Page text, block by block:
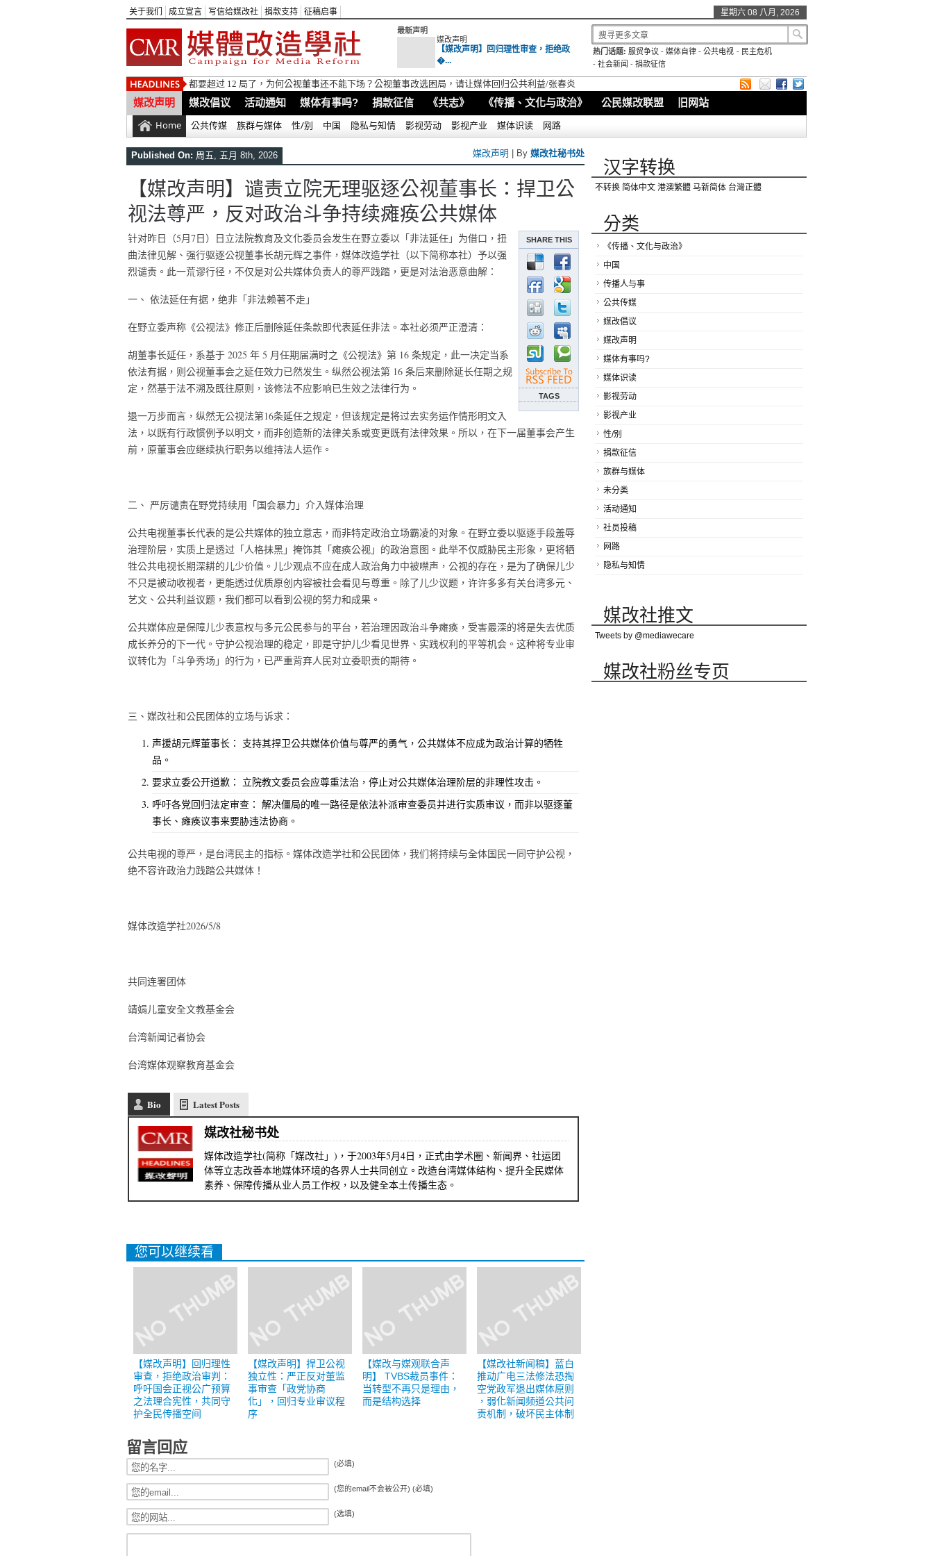
关于我们 成立宣言 写信给媒改社 捐款支持 征稿启事 星期六 08 八月, 2026
最新声明
媒改声明
【媒改声明】回归理性审查，拒绝政
�...
热门话题: 服贸争议 -媒体自律 -公共电视 - 民主危机
- 社会新闻 - 捐款征信
都要超过 12 局了，为何公视董事还不能下场？公视董事改选困局，请让媒体回归公共利益/张春炎
媒改声明 媒改倡议 活动通知 媒体有事吗? 捐款征信 《共志》 《传播、文化与政治》 公民媒改联盟 旧网站
Home 公共传媒 族群与媒体 性/别 中国 隐私与知情 影视劳动 影视产业 媒体识读 网路
Published On: 周五, 五月 8th, 2026 媒改声明 | By 媒改社秘书处
【媒改声明】谴责立院无理驱逐公视董事长：捍卫公
视法尊严，反对政治斗争持续瘫痪公共媒体
SHARE THIS
TAGS
针对昨日（5月7日）日立法院教育及文化委员会发生在野立委以「非法延任」为借口，扭
曲法律见解、强行驱逐公视董事长胡元辉之事件，媒体改造学社（以下简称本社）予以强
烈谴责。此一荒谬行径，不仅是对公共媒体负责人的尊严践踏，更是对法治恶意曲解：
一、 依法延任有据，绝非「非法赖著不走」
在野立委声称《公视法》修正后删除延任条款即代表延任非法。本社必须严正澄清：
胡董事长延任，系基于 2025 年 5 月任期届满时之《公视法》第 16 条规定，此一决定当系
依法有据，则公视董事会之延任效力已然发生。纵然公视法第 16 条后来删除延长任期之规
定，然基于法不溯及既往原则，该修法不应影响已生效之法律行为。
退一万步而言，纵然无公视法第16条延任之规定，但该规定是将过去实务运作情形明文入
法，以既有行政惯例予以明文，而非创造新的法律关系或变更既有法律效果。所以，在下一届董事会产生
前，原董事会应继续执行职务以维持法人运作。
二、 严厉谴责在野党持续用「国会暴力」介入媒体治理
公共电视董事长代表的是公共媒体的独立意志，而非特定政治立场霸凌的对象。在野立委以驱逐手段羞辱
治理阶层，实质上是透过「人格抹黑」掩饰其「瘫痪公视」的政治意图。此举不仅威胁民主形象，更将牺
牲公共电视长期深耕的儿少价值。儿少观点不应在成人政治角力中被噤声，公视的存在，是为了确保儿少
不只是被动收视者，更能透过优质原创内容被社会看见与尊重。除了儿少议题，许许多多有关台湾多元、
艺文、公共利益议题，我们都可以看到公视的努力和成果。
公共媒体应是保障儿少表意权与多元公民参与的平台，若治理因政治斗争瘫痪，受害最深的将是失去优质
成长养分的下一代。守护公视治理的稳定，即是守护儿少看见世界、实践权利的平等机会。这种将专业审
议转化为「斗争秀场」的行为，已严重背弃人民对立委职责的期待。
三、媒改社和公民团体的立场与诉求：
声援胡元辉董事长： 支持其捍卫公共媒体价值与尊严的勇气，公共媒体不应成为政治计算的牺牲
品。
要求立委公开道歉： 立院教文委员会应尊重法治，停止对公共媒体治理阶层的非理性攻击。
呼吁各党回归法定审查： 解决僵局的唯一路径是依法补派审查委员并进行实质审议，而非以驱逐董
事长、瘫痪议事来要胁违法协商。
公共电视的尊严，是台湾民主的指标。媒体改造学社和公民团体，我们将持续与全体国民一同守护公视，
绝不容许政治力践踏公共媒体！
媒体改造学社2026/5/8
共同连署团体
靖娟儿童安全文教基金会
台湾新闻记者协会
台湾媒体观察教育基金会
Bio Latest Posts
媒改社秘书处
媒体改造学社(简称「媒改社」)，于2003年5月4日，正式由学术圈、新闻界、社运团
体等立志改善本地媒体环境的各界人士共同创立。改造台湾媒体结构、提升全民媒体
素养、保障传播从业人员工作权，以及健全本土传播生态。
您可以继续看
【媒改声明】回归理性
审查，拒绝政治审判：
呼吁国会正视公广预算
之法理合宪性，共同守
护全民传播空间
【媒改声明】捍卫公视
独立性：严正反对董监
事审查「政党协商
化」，回归专业审议程
序
【媒改与媒观联合声
明】 TVBS裁员事件：
当转型不再只是理由，
而是结构选择
【媒改社新闻稿】蓝白
推动广电三法修法恐掏
空党政军退出媒体原则
，弱化新闻频道公共问
责机制，破坏民主体制
留言回应
(必填)
(您的email不会被公开) (必填)
(选填)
汉字转换
不转换 简体中文 港澳繁體 马新简体 台灣正體
分类
《传播、文化与政治》
中国
传播人与事
公共传媒
媒改倡议
媒改声明
媒体有事吗?
媒体识读
影视劳动
影视产业
性/别
捐款征信
族群与媒体
未分类
活动通知
社员投稿
网路
隐私与知情
媒改社推文
Tweets by @mediawecare
媒改社粉丝专页